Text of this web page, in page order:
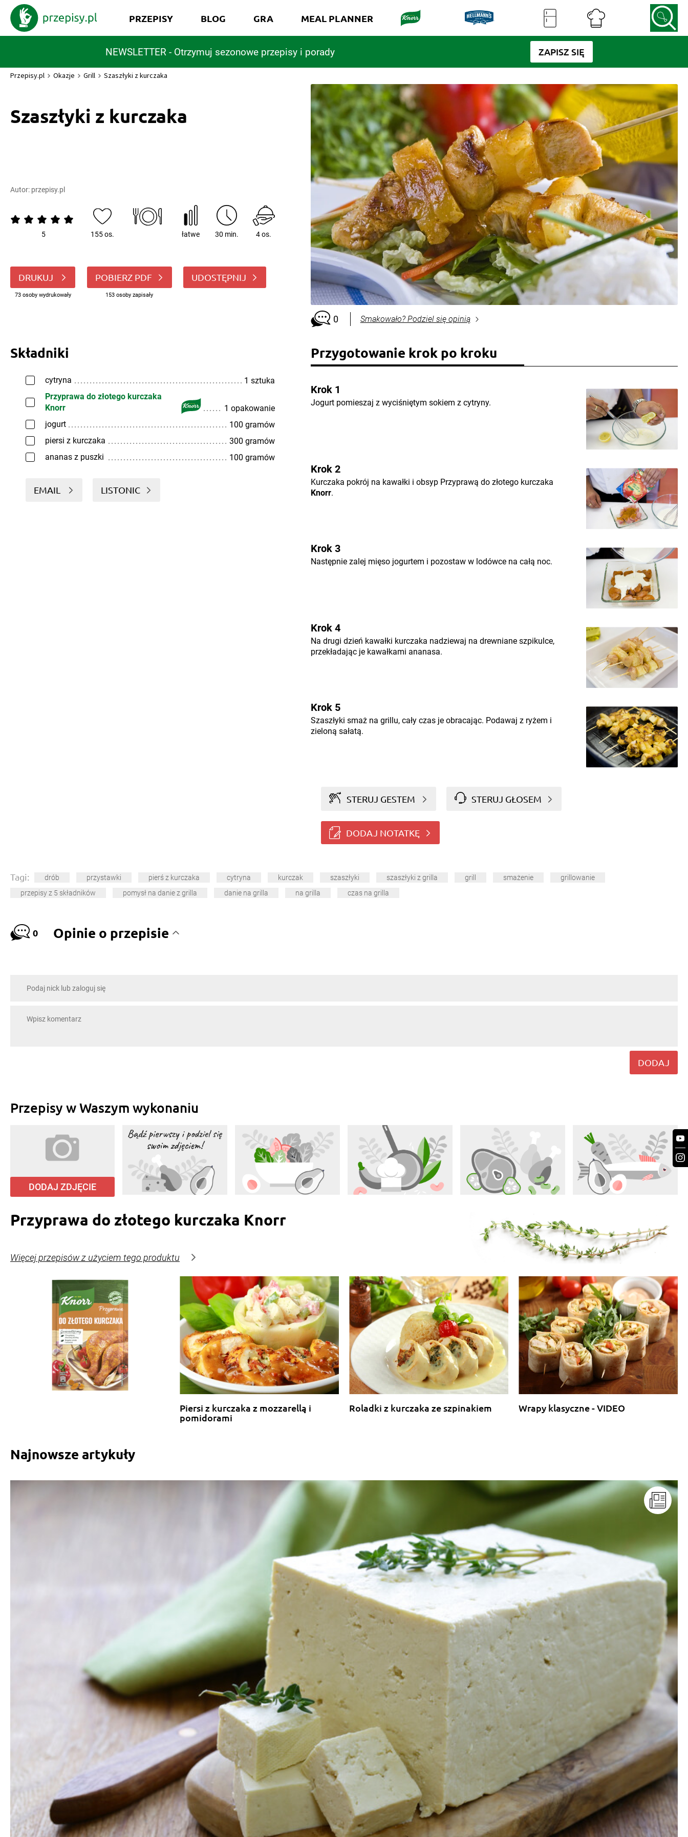
NEWSLETTER - Otrzymuj sezonowe przepisy i porady ZAPISZ SIĘ
PRZEPISY BLOG GRA MEAL PLANNER
Przepisy.pl Okazje Grill Szaszłyki z kurczaka
Szaszłyki z kurczaka
Autor: przepisy.pl
5 155 os. łatwe 30 min. 4 os.
DRUKUJ
73 osoby wydrukowały
POBIERZ PDF
153 osoby zapisały
UDOSTĘPNIJ
0 Smakowało? Podziel się opinią
Składniki
cytryna
1 sztuka
Przyprawa do złotego kurczaka
Knorr
1 opakowanie
jogurt
100 gramów
piersi z kurczaka
300 gramów
ananas z puszki
100 gramów
EMAIL LISTONIC
Przygotowanie krok po kroku
Krok 1
Jogurt pomieszaj z wyciśniętym sokiem z cytryny.
Krok 2
Kurczaka pokrój na kawałki i obsyp Przyprawą do złotego kurczaka
Knorr.
Krok 3
Następnie zalej mięso jogurtem i pozostaw w lodówce na całą noc.
Krok 4
Na drugi dzień kawałki kurczaka nadziewaj na drewniane szpikulce,
przekładając je kawałkami ananasa.
Krok 5
Szaszłyki smaż na grillu, cały czas je obracając. Podawaj z ryżem i
zieloną sałatą.
STERUJ GESTEM STERUJ GŁOSEM
DODAJ NOTATKĘ
Tagi: drób przystawki pierś z kurczaka cytryna kurczak szaszłyki szaszłyki z grilla grill smażenie
grillowanie
przepisy z 5 składników
pomysł na danie z grilla danie na grilla na grilla czas na grilla
0 Opinie o przepisie
DODAJ
Przepisy w Waszym wykonaniu
DODAJ ZDJĘCIE
Przyprawa do złotego kurczaka Knorr
Więcej przepisów z użyciem tego produktu
Piersi z kurczaka z mozzarellą i
pomidorami
Roladki z kurczaka ze szpinakiem Wrapy klasyczne - VIDEO
Najnowsze artykuły